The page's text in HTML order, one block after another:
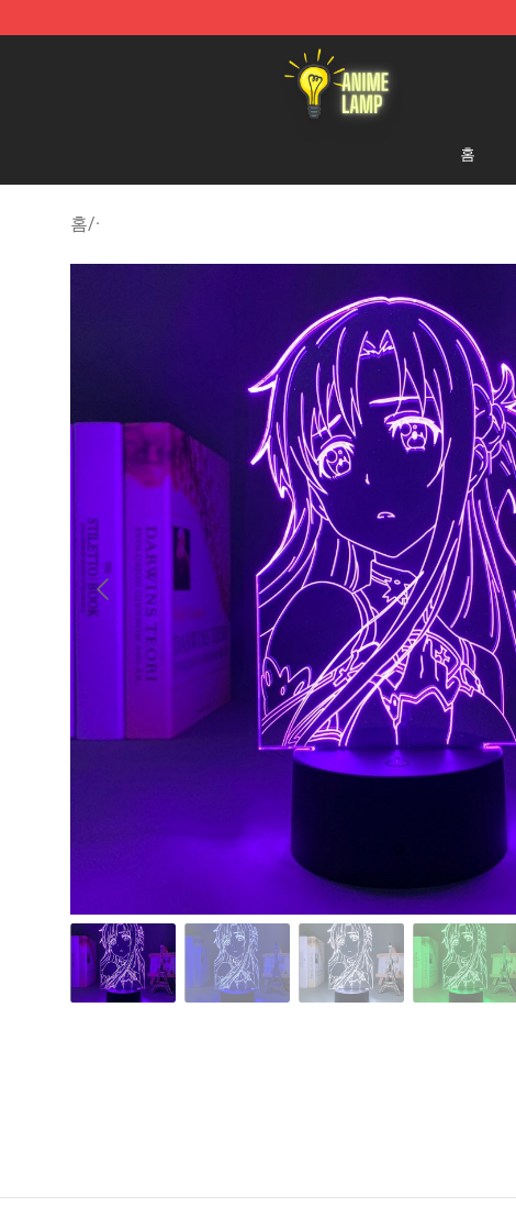
Anime Lamp Shop - The Best Store of Anime Lamp
홈
홈/·